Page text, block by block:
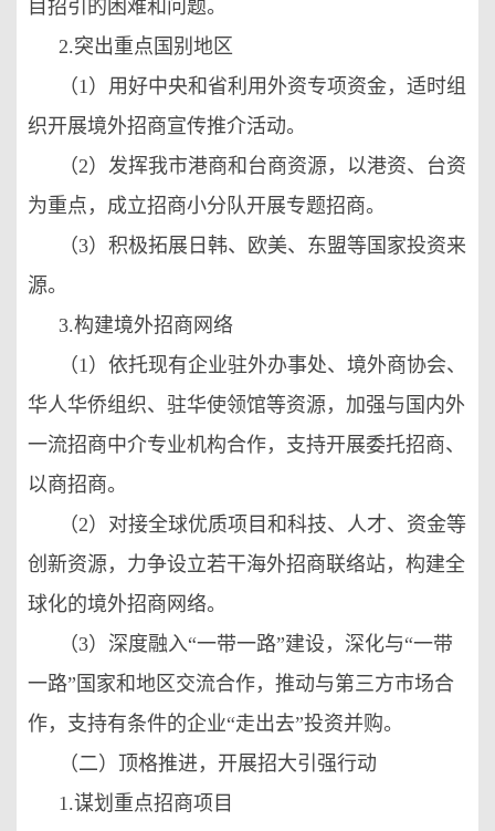
目招引的困难和问题。
2.突出重点国别地区
（1）用好中央和省利用外资专项资金，适时组
织开展境外招商宣传推介活动。
（2）发挥我市港商和台商资源，以港资、台资
为重点，成立招商小分队开展专题招商。
（3）积极拓展日韩、欧美、东盟等国家投资来
源。
3.构建境外招商网络
（1）依托现有企业驻外办事处、境外商协会、
华人华侨组织、驻华使领馆等资源，加强与国内外
一流招商中介专业机构合作，支持开展委托招商、
以商招商。
（2）对接全球优质项目和科技、人才、资金等
创新资源，力争设立若干海外招商联络站，构建全
球化的境外招商网络。
（3）深度融入“一带一路”建设，深化与“一带
一路”国家和地区交流合作，推动与第三方市场合
作，支持有条件的企业“走出去”投资并购。
（二）顶格推进，开展招大引强行动
1.谋划重点招商项目